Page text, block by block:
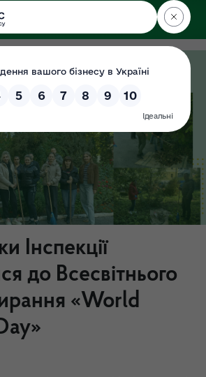
ДЕРЖЕКОІНСПЕКЦІЯ
області
Інспекції
до Всесвітнього
«World